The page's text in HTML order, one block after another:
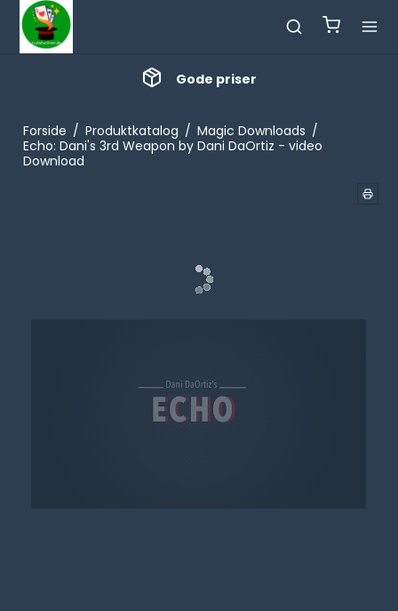
Gode priser
Forside / Produktkatalog / Magic Downloads /
Echo: Dani's 3rd Weapon by Dani DaOrtiz - video
Download